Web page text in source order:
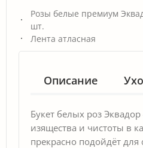
Розы белые премиум
шт.
Лента атласная
Описание
Букет белых роз
изящества и чистоты в
прекрасно подойдёт